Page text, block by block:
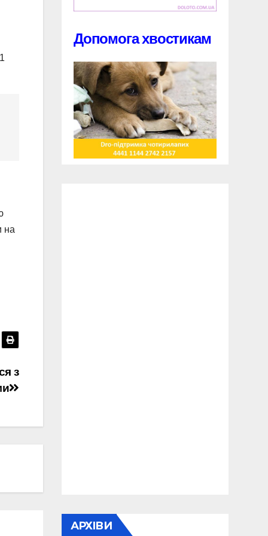
на
з
Допомога хвостикам
АРХІВИ